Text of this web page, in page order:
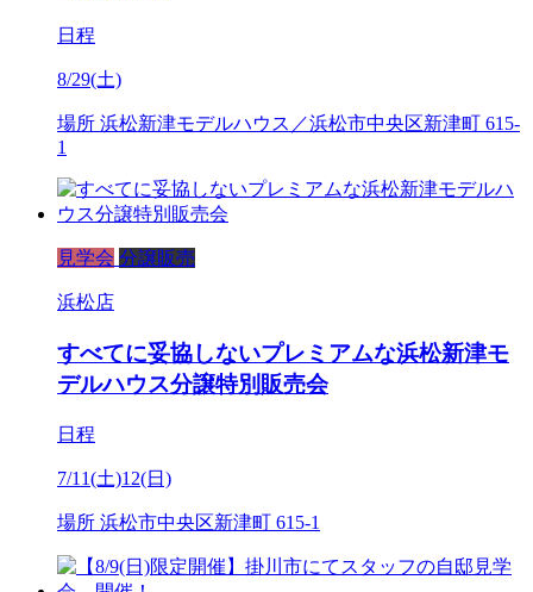
日程
8/29(土)
場所 浜松新津モデルハウス／浜松市中央区新津町 615-
1
見学会 分譲販売
浜松店
すべてに妥協しないプレミアムな浜松新津モ
デルハウス分譲特別販売会
日程
7/11(土)12(日)
場所 浜松市中央区新津町 615-1